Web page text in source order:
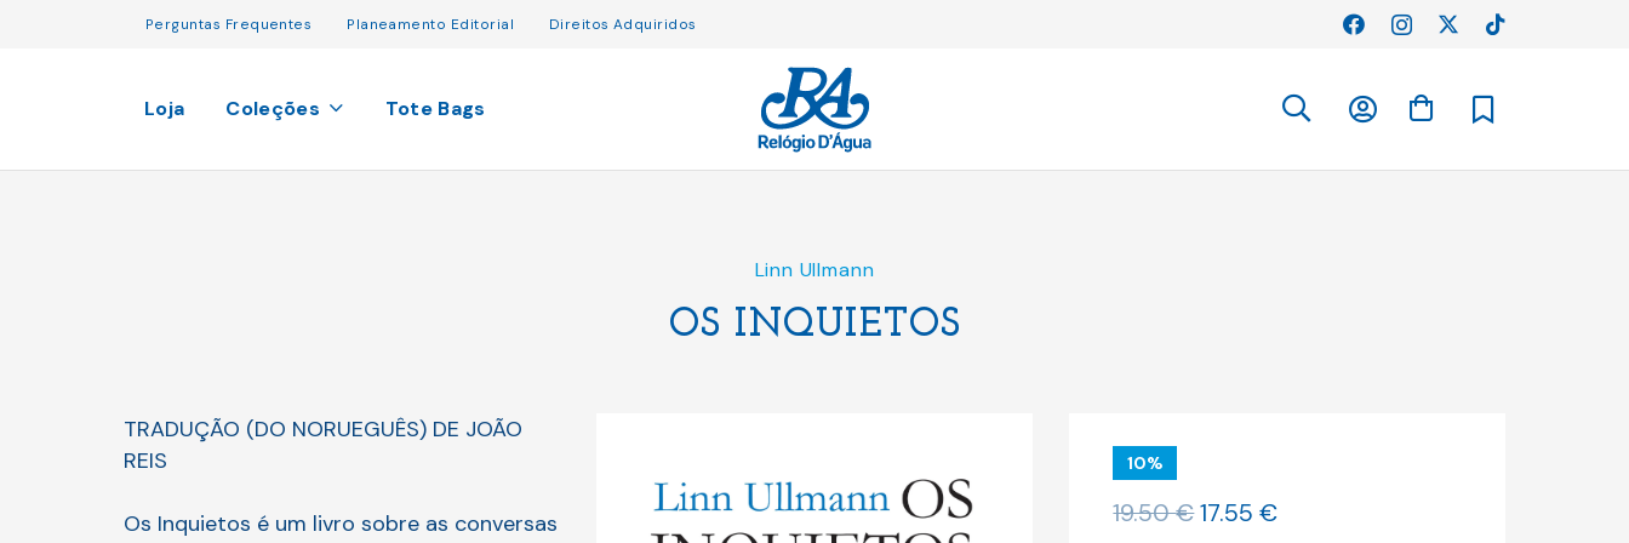
Perguntas Frequentes Planeamento Editorial Direitos Adquiridos
Loja Coleções Tote Bags
Linn Ullmann
OS INQUIETOS
TRADUÇÃO (DO NORUEGUÊS) DE JOÃO
REIS
Os Inquietos é um livro sobre as conversas
10%
19.50€O
17.55€O